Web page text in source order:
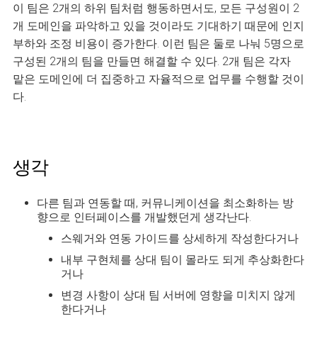
이 팀은 2개의 하위 팀처럼 행동하면서도, 모든 구성원이 2
개 도메인을 파악하고 있을 것이라도 기대하기 때문에 인지
부하와 조정 비용이 증가한다. 이런 팀은 둘로 나눠 5명으로
구성된 2개의 팀을 만들면 해결할 수 있다. 2개 팀은 각자
맡은 도메인에 더 집중하고 자율적으로 업무를 수행할 것이
다.
생각
다른 팀과 연동할 때, 커뮤니케이션을 최소화하는 방
향으로 인터페이스를 개발했던게 생각난다.
스웨거와 연동 가이드를 상세하게 작성한다거나
내부 구현체를 상대 팀이 몰라도 되게 추상화한다
거나
변경 사항이 상대 팀 서버에 영향을 미치지 않게
한다거나